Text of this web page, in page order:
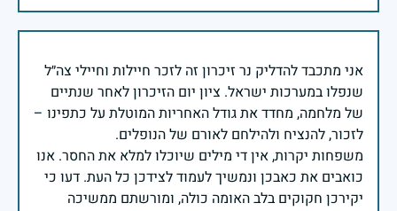
אני מתכבד להדליק נר זיכרון זה לזכר חיילות וחיילי צה״ל
שנפלו במערכות ישראל. ציון יום הזיכרון לאחר שנתיים
של מלחמה, מחדד את גודל האחריות המוטלת על כתפינו –
משפחות יקרות, אין די מילים שיוכלו למלא את החסר. אנו
כואבים את כאבכן ונמשיך לעמוד לצידכן כל העת. דעו כי
יקירכן חקוקים בלב האומה כולה, ומורשתם ממשיכה